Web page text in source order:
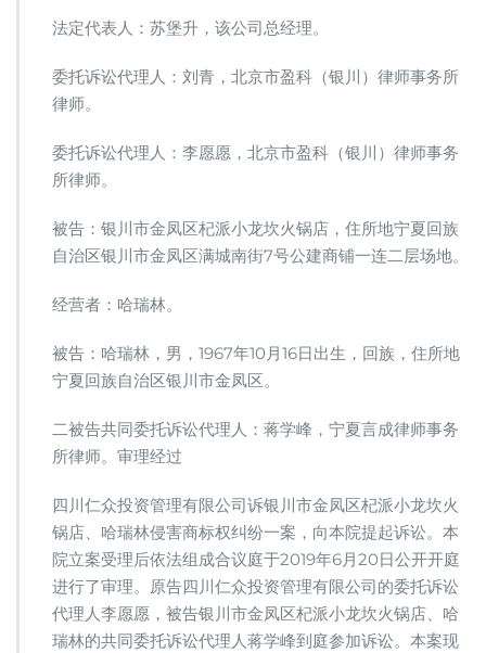
“小
坎”
侵
权
诉
法定代表人：苏堡升，该公司总经理。
委托诉讼代理人：刘青，北京市盈科（银川）律师事务所
律师。
委托诉讼代理人：李愿愿，北京市盈科（银川）律师事务
所律师。
被告：银川市金凤区杞派小龙坎火锅店，住所地宁夏回族
自治区银川市金凤区满城南街7号公建商铺一连二层场地。
经营者：哈瑞林。
被告：哈瑞林，男，1967年10月16日出生，回族，住所地
宁夏回族自治区银川市金凤区。
二被告共同委托诉讼代理人：蒋学峰，宁夏言成律师事务
所律师。审理经过
四川仁众投资管理有限公司诉银川市金凤区杞派小龙坎火
锅店、哈瑞林侵害商标权纠纷一案，向本院提起诉讼。本
院立案受理后依法组成合议庭于2019年6月20日公开开庭
进行了审理。原告四川仁众投资管理有限公司的委托诉讼
代理人李愿愿，被告银川市金凤区杞派小龙坎火锅店、哈
瑞林的共同委托诉讼代理人蒋学峰到庭参加诉讼。本案现